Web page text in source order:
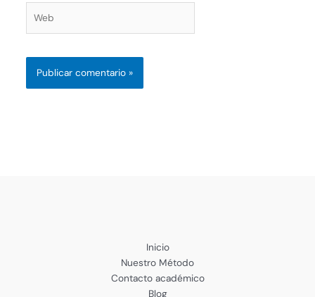
Inicio
Nuestro Método
Contacto académico
Blog